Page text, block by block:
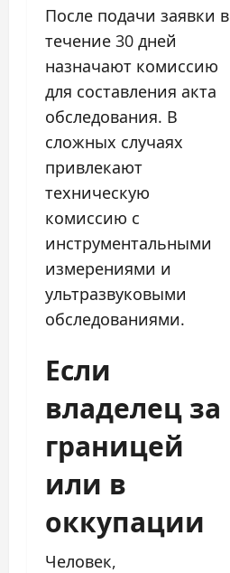
После подачи заявки в
течение 30 дней
назначают комиссию
для составления акта
обследования. В
сложных случаях
привлекают
техническую
комиссию с
инструментальными
измерениями и
ультразвуковыми
обследованиями.
Если
владелец за
границей
или в
оккупации
Человек,